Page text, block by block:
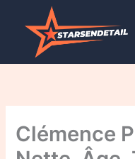
Clémence